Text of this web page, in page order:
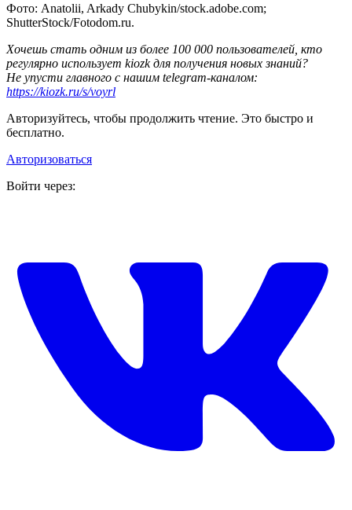
Фото: Anatolii, Arkady Chubykin/stock.adobe.com;
ShutterStock/Fotodom.ru.
Хочешь стать одним из более 100 000 пользователей, кто
регулярно использует kiozk для получения новых знаний?
Не упусти главного с нашим telegram-каналом:
https://kiozk.ru/s/voyrl
Авторизуйтесь, чтобы продолжить чтение. Это быстро и
бесплатно.
Авторизоваться
Войти через: